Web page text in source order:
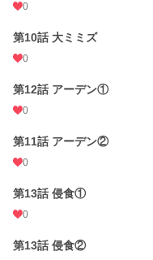
累計ポイント
0
第10話 大ミミズ
0
第12話 アーデン①
0
第11話 アーデン②
0
第13話 侵食①
0
第13話 侵食②